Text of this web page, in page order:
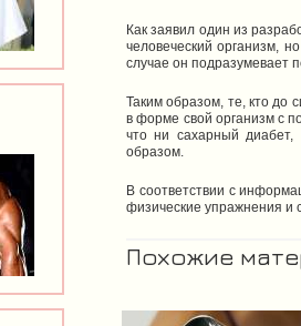
Как заявил один из
человеческий организм,
случае он подразумевает
Таким образом, те, кто до
в форме свой организм с
что ни сахарный диабет,
образом.
В соответствии с
физические упражнения и
Похожие